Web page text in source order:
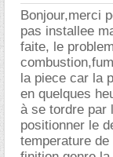
Bonjour,merci
pas installee
faite, le
la piece car la
en quelques
à se tordre par
positionner le
temperature